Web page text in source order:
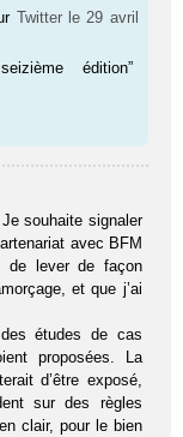
Twitter le 29 avril
édition”
souhaite signaler
avec BFM
de lever de façon
et que j’ai
études de cas
proposées. La
d’être exposé,
sur des règles
clair, pour le bien